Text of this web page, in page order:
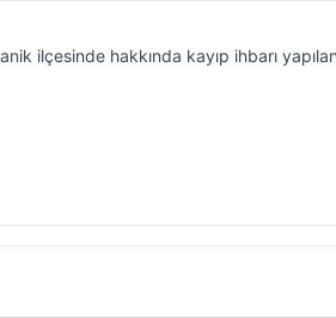
ilçesinde hakkında kayıp ihbarı